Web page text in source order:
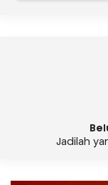
Jadilah